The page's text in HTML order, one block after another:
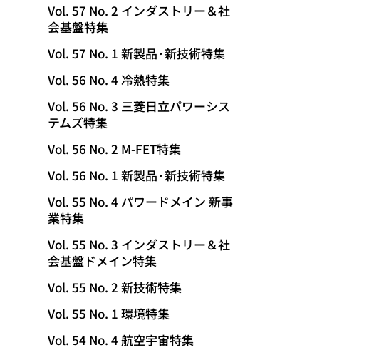
Vol. 57 No. 2 インダストリー＆社
会基盤特集
Vol. 57 No. 1 新製品·新技術特集
Vol. 56 No. 4 冷熱特集
Vol. 56 No. 3 三菱日立パワーシス
テムズ特集
Vol. 56 No. 2 M-FET特集
Vol. 56 No. 1 新製品·新技術特集
Vol. 55 No. 4 パワードメイン 新事
業特集
Vol. 55 No. 3 インダストリー＆社
会基盤ドメイン特集
Vol. 55 No. 2 新技術特集
Vol. 55 No. 1 環境特集
Vol. 54 No. 4 航空宇宙特集